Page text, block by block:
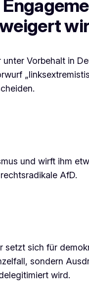
Vorbehalt in
und wirft ihm
AfD.
setzt sich für
sondern
wird.